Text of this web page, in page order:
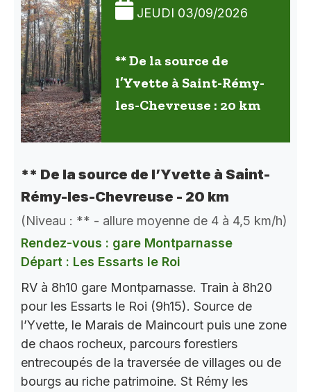
JEUDI 03/09/2026
** De la source de
l’Yvette à Saint-Rémy-
les-Chevreuse : 20 km
** De la source de l’Yvette à Saint-
Rémy-les-Chevreuse - 20 km
(Niveau : ** - allure moyenne de 4 à 4,5 km/h)
Rendez-vous : gare Montparnasse
Départ : Les Essarts le Roi
RV à 8h10 gare Montparnasse. Train à 8h20
pour les Essarts le Roi (9h15). Source de
l’Yvette, le Marais de Maincourt puis une zone
de chaos rocheux, parcours forestiers
entrecoupés de la traversée de villages ou de
bourgs au riche patrimoine. St Rémy les